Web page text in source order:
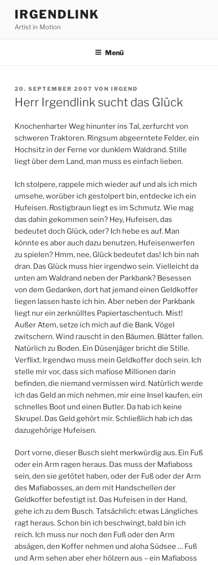
Inhalt
springen
IRGENDLINK
Artist in Motion
Menü
VERÖFFENTLICHT
AM
20. SEPTEMBER 2007 VON IRGEND
Herr Irgendlink sucht das Glück
Knochenharter Weg hinunter ins Tal, zerfurcht von
schweren Traktoren. Ringsum abgeerntete Felder, ein
Hochsitz in der Ferne vor dunklem Waldrand. Stille
liegt über dem Land, man muss es einfach lieben.
Ich stolpere, rappele mich wieder auf und als ich mich
umsehe, worüber ich gestolpert bin, entdecke ich ein
Hufeisen. Rostigbraun liegt es im Schmutz. Wie mag
das dahin gekommen sein? Hey, Hufeisen, das
bedeutet doch Glück, oder? Ich hebe es auf. Man
könnte es aber auch dazu benutzen, Hufeisenwerfen
zu spielen? Hmm, nee, Glück bedeutet das! Ich bin nah
dran. Das Glück muss hier irgendwo sein. Vielleicht da
unten am Waldrand neben der Parkbank? Besessen
von dem Gedanken, dort hat jemand einen Geldkoffer
liegen lassen haste ich hin. Aber neben der Parkbank
liegt nur ein zerknülltes Papiertaschentuch. Mist!
Außer Atem, setze ich mich auf die Bank. Vögel
zwitschern. Wind rauscht in den Bäumen. Blätter fallen.
Natürlich zu Boden. Ein Düsenjäger bricht die Stille.
Verflixt. Irgendwo muss mein Geldkoffer doch sein. Ich
stelle mir vor, dass sich mafiose Millionen darin
befinden, die niemand vermissen wird. Natürlich werde
ich das Geld an mich nehmen, mir eine Insel kaufen, ein
schnelles Boot und einen Butler. Da hab ich keine
Skrupel. Das Geld gehört mir. Schließlich hab ich das
dazugehörige Hufeisen.
Dort vorne, dieser Busch sieht merkwürdig aus. Ein Fuß
oder ein Arm ragen heraus. Das muss der Mafiaboss
sein, den sie getötet haben, oder der Fuß oder der Arm
des Mafiabosses, an dem mit Handschellen der
Geldkoffer befestigt ist. Das Hufeisen in der Hand,
gehe ich zu dem Busch. Tatsächlich: etwas Längliches
ragt heraus. Schon bin ich beschwingt, bald bin ich
reich. Ich muss nur noch den Fuß oder den Arm
absägen, den Koffer nehmen und aloha Südsee … Fuß
und Arm sehen aber eher hölzern aus – ein Mafiaboss